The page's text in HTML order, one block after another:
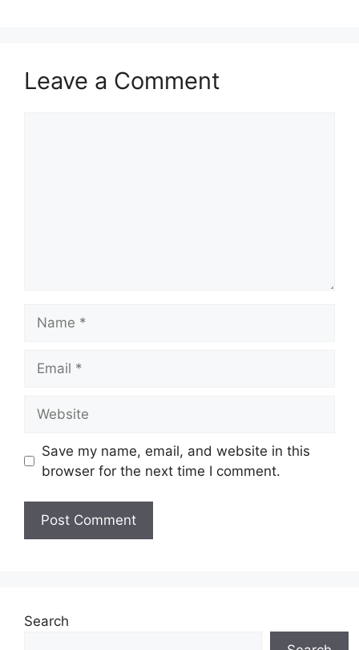
Leave a Comment
Save my name, email, and website in this
browser for the next time I comment.
Search